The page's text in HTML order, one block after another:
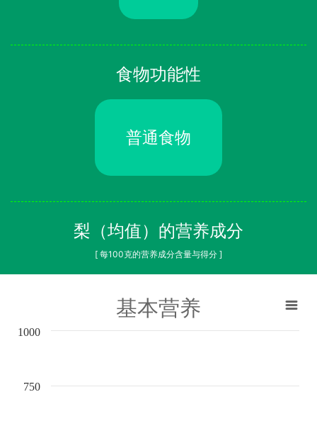
食物功能性
普通食物
梨（均值）的营养成分
[ 每100克的营养成分含量与得分 ]
基本营养
750
1000